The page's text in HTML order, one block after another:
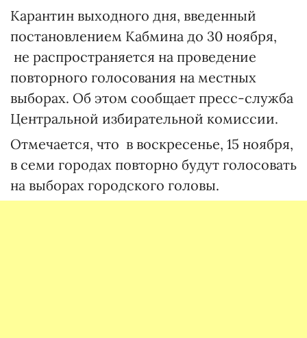
Карантин выходного дня, введенный
постановлением Кабмина до 30 ноября,
не распространяется на проведение
повторного голосования на местных
выборах. Об этом сообщает пресс-служба
Центральной избирательной комиссии.
Отмечается, что в воскресенье, 15 ноября,
в семи городах повторно будут голосовать
на выборах городского головы.